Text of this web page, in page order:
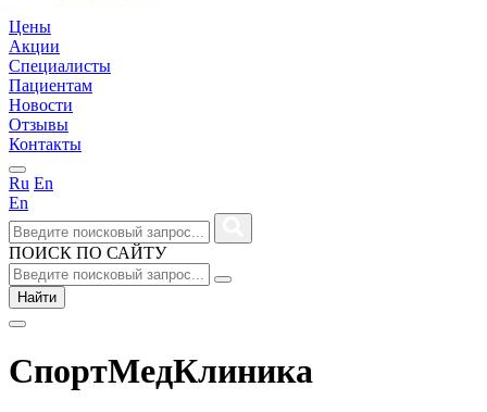
Цены
Акции
Специалисты
Пациентам
Новости
Отзывы
Контакты
Ru En
En
ПОИСК ПО САЙТУ
Найти
СпортМедКлиника